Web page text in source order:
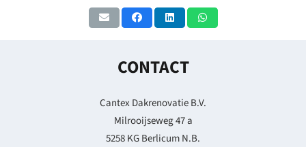
CONTACT
Cantex Dakrenovatie B.V.
Milrooijseweg 47 a
5258 KG Berlicum N.B.